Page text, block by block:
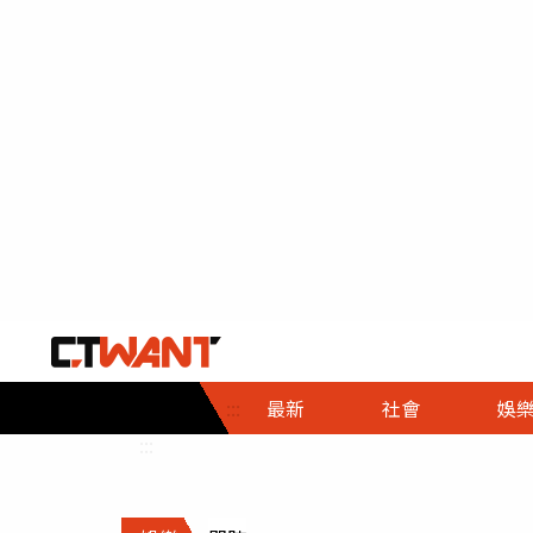
::: 最新 社會
社會首頁
時事
調查
娛樂
娛樂首頁
即時
財經首頁
熱線
政